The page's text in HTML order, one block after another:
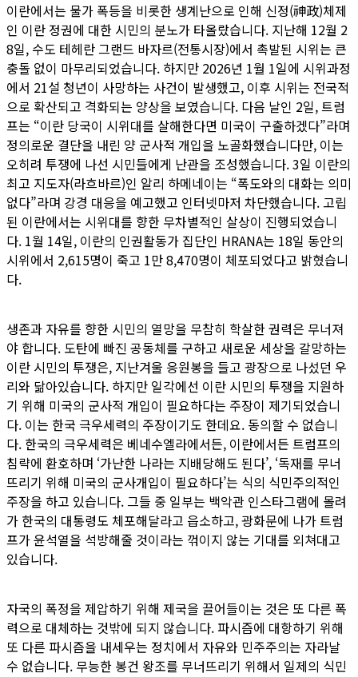
이란에서는 물가 폭등을 비롯한 생계난으로 인해 신정(神政)체제
인 이란 정권에 대한 시민의 분노가 타올랐습니다. 지난해 12월 2
8일, 수도 테헤란 그랜드 바자르(전통시장)에서 촉발된 시위는 큰
충돌 없이 마무리되었습니다. 하지만 2026년 1월 1일에 시위과정
에서 21설 청년이 사망하는 사건이 발생했고, 이후 시위는 전국적
으로 확산되고 격화되는 양상을 보였습니다. 다음 날인 2일, 트럼
프는 “이란 당국이 시위대를 살해한다면 미국이 구출하겠다”라며
정의로운 결단을 내린 양 군사적 개입을 노골화했습니다만, 이는
오히려 투쟁에 나선 시민들에게 난관을 조성했습니다. 3일 이란의
최고 지도자(라흐바르)인 알리 하메네이는 “폭도와의 대화는 의미
없다”라며 강경 대응을 예고했고 인터넷마저 차단했습니다. 고립
된 이란에서는 시위대를 향한 무차별적인 살상이 진행되었습니
다. 1월 14일, 이란의 인권활동가 집단인 HRANA는 18일 동안의
시위에서 2,615명이 죽고 1만 8,470명이 체포되었다고 밝혔습니
다.
생존과 자유를 향한 시민의 열망을 무참히 학살한 권력은 무너져
야 합니다. 도탄에 빠진 공동체를 구하고 새로운 세상을 갈망하는
이란 시민의 투쟁은, 지난겨울 응원봉을 들고 광장으로 나섰던 우
리와 닮아있습니다. 하지만 일각에선 이란 시민의 투쟁을 지원하
기 위해 미국의 군사적 개입이 필요하다는 주장이 제기되었습니
다. 이는 한국 극우세력의 주장이기도 한데요. 동의할 수 없습니
다. 한국의 극우세력은 베네수엘라에서든, 이란에서든 트럼프의
침략에 환호하며 ‘가난한 나라는 지배당해도 된다’, ‘독재를 무너
뜨리기 위해 미국의 군사개입이 필요하다’는 식의 식민주의적인
주장을 하고 있습니다. 그들 중 일부는 백악관 인스타그램에 몰려
가 한국의 대통령도 체포해달라고 읍소하고, 광화문에 나가 트럼
프가 윤석열을 석방해줄 것이라는 꺾이지 않는 기대를 외쳐대고
있습니다.
자국의 폭정을 제압하기 위해 제국을 끌어들이는 것은 또 다른 폭
력으로 대체하는 것밖에 되지 않습니다. 파시즘에 대항하기 위해
또 다른 파시즘을 내세우는 정치에서 자유와 민주주의는 자라날
수 없습니다. 무능한 봉건 왕조를 무너뜨리기 위해서 일제의 식민